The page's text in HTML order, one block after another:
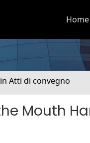
Home
Atti di convegno
Mouth